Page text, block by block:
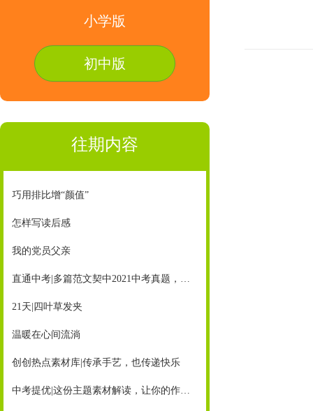
小学版
初中版
往期内容
巧用排比增“颜值”
怎样写读后感
我的党员父亲
直通中考|多篇范文契中2021中考真题，《创新作文》助你赢中考
21天|四叶草发夹
温暖在心间流淌
创创热点素材库|传承手艺，也传递快乐
中考提优|这份主题素材解读，让你的作文超有亮点！